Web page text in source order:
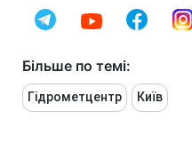
Більше по темі:
Гідрометцентр Київ